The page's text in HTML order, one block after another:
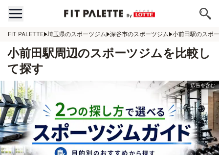
FIT PALETTE 埼玉県のスポーツジム 深谷市のスポーツジム 小前田駅のスポ
小前田駅周辺のスポーツジムを比較し
て探す